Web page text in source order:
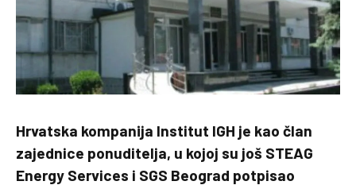
Hrvatska kompanija Institut IGH je kao član
zajednice ponuditelja, u kojoj su još STEAG
Energy Services i SGS Beograd potpisao